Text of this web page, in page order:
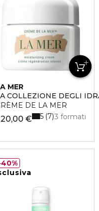
MER
COLLEZIONE DEGLI
DE LA MER
€ 3 formati
5 7
40%